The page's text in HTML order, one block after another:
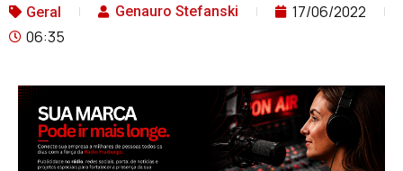
Geral Genauro Stefanski
17/06/2022
06:35